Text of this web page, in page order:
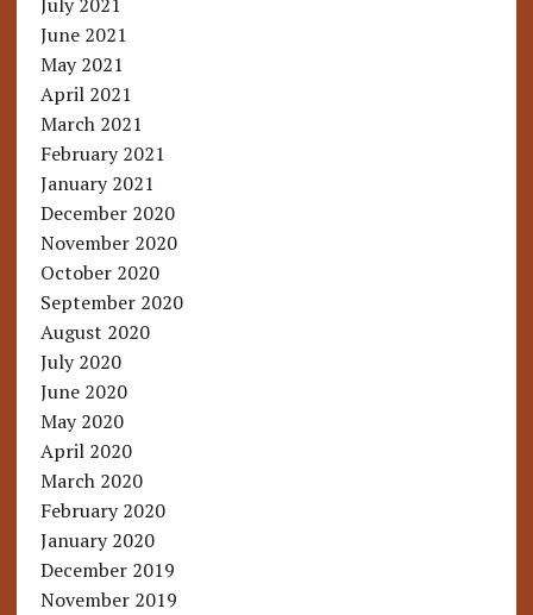
June 2021
May 2021
April 2021
March 2021
February 2021
January 2021
December 2020
November 2020
October 2020
September 2020
August 2020
July 2020
June 2020
May 2020
April 2020
March 2020
February 2020
January 2020
December 2019
November 2019